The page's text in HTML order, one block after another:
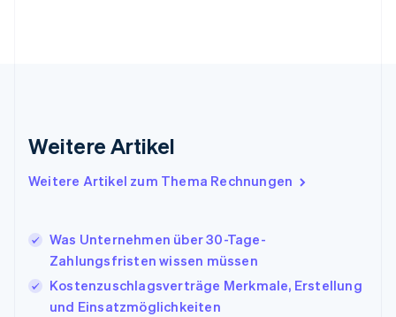
Weitere Artikel
Weitere Artikel zum Thema Rechnungen
Was Unternehmen über 30-Tage-
Zahlungsfristen wissen müssen
Kostenzuschlagsverträge Merkmale, Erstellung
und Einsatzmöglichkeiten
English
Italien
Italiano English
EnglishFrançais
Kroatien
EnglishItaliano
Lettland